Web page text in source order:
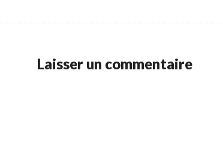
Laisser un commentaire